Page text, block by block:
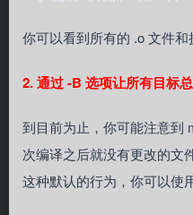
你可以看到所有的 .o 文件和
2. 通过 -B 选项让所有目标
到目前为止，你可能注意到
次编译之后就没有更改的文
这种默认的行为，你可以使